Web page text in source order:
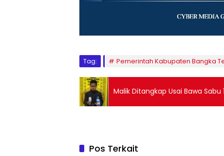
Tag: Pemerintah Kabupaten Bangka
Malik Ditangkap Usai Bawa Sabu
Pos Terkait